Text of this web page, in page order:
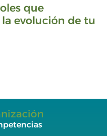
que
evolución de tu